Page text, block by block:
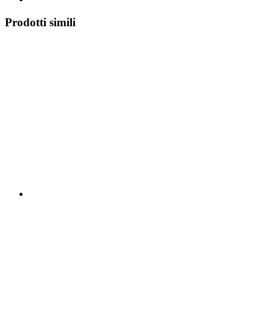
Prodotti simili